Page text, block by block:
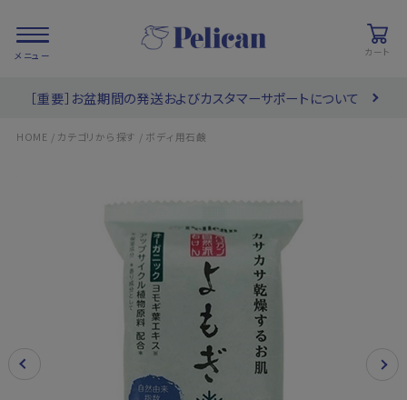
カート
PRODUCTS / 商品を探す
COLLECTIONS / ブランド一覧
［重要］お盆期間の発送およびカスタマーサポートについて
HOME / カテゴリから探す / ボディ用石鹸